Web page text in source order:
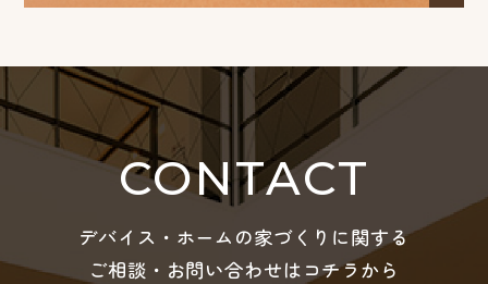
CONTACT
デバイス・ホームの家づくりに関する
ご相談・お問い合わせはコチラから